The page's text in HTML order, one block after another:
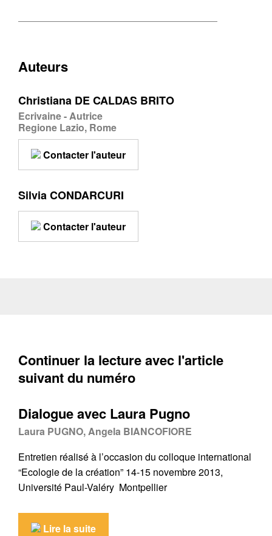
Auteurs
Christiana DE CALDAS BRITO
Ecrivaine - Autrice
Regione Lazio, Rome
Contacter l'auteur
Silvia CONDARCURI
Contacter l'auteur
Continuer la lecture avec l'article
suivant du numéro
Dialogue avec Laura Pugno
Laura PUGNO, Angela BIANCOFIORE
Entretien réalisé à l’occasion du colloque international
“Ecologie de la création” 14-15 novembre 2013,
Université Paul-Valéry Montpellier
Lire la suite